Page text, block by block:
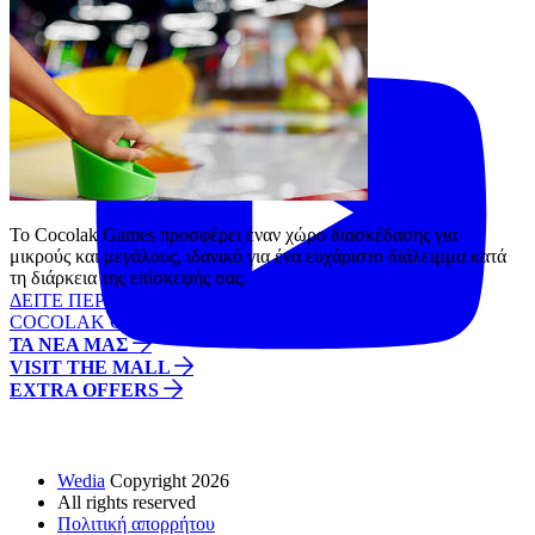
Το Cocolak Games προσφέρει έναν χώρο διασκέδασης για
μικρούς και μεγάλους, ιδανικό για ένα ευχάριστο διάλειμμα κατά
τη διάρκεια της επίσκεψής σας.
ΔΕΙΤΕ ΠΕΡΙΣΣΟΤΕΡΑ
COCOLAK GAMES
ΤΑ ΝΕΑ ΜΑΣ
VISIT THE MALL
EXTRA OFFERS
Wedia Copyright 2026
All rights reserved
Πολιτική απορρήτου